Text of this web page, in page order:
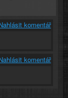
komentář
komentář